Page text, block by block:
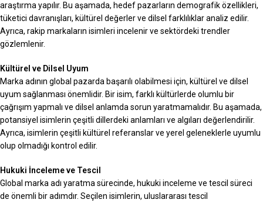
araştırma yapılır. Bu aşamada, hedef pazarların demografik özellikleri,
tüketici davranışları, kültürel değerler ve dilsel farklılıklar analiz edilir.
Ayrıca, rakip markaların isimleri incelenir ve sektördeki trendler
gözlemlenir.
Kültürel ve Dilsel Uyum
Marka adının global pazarda başarılı olabilmesi için, kültürel ve dilsel
uyum sağlanması önemlidir. Bir isim, farklı kültürlerde olumlu bir
çağrışım yapmalı ve dilsel anlamda sorun yaratmamalıdır. Bu aşamada,
potansiyel isimlerin çeşitli dillerdeki anlamları ve algıları değerlendirilir.
Ayrıca, isimlerin çeşitli kültürel referanslar ve yerel geleneklerle uyumlu
olup olmadığı kontrol edilir.
Hukuki İnceleme ve Tescil
Global marka adı yaratma sürecinde, hukuki inceleme ve tescil süreci
de önemli bir adımdır. Seçilen isimlerin, uluslararası tescil